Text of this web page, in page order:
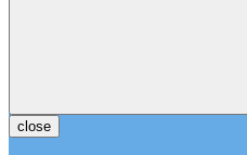
close